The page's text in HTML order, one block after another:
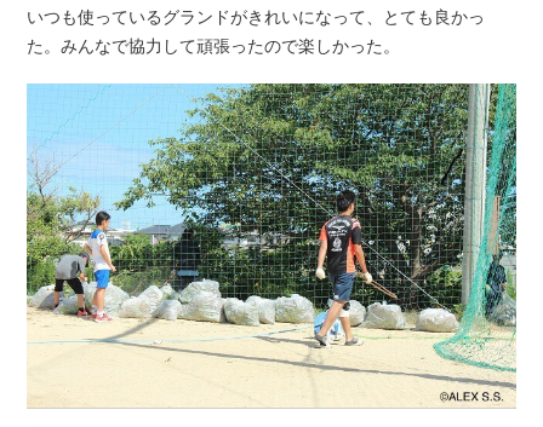
いつも使っているグランドがきれいになって、とても良かっ
た。みんなで協力して頑張ったので楽しかった。